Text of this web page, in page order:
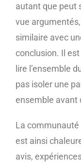
autant que peut
vue
similaire avec
conclusion. Il
lire l’ensemble
pas isoler une
ensemble avant
La
est ainsi
avis,